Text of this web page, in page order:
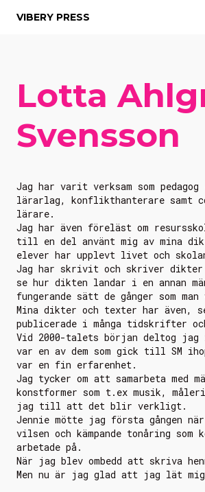
VIBERY PRESS
Lotta
Svensson
Jag har varit verksam som
lärarlag, konflikthanterare samt
lärare.
Jag har även föreläst om
till en del använt mig av mina
elever har upplevt livet och
Jag har skrivit och skriver
se hur dikten landar i en annan
fungerande sätt de gånger som
Mina dikter och texter har även,
publicerade i många tidskrifter
Vid 2000-talets början deltog
var en av dem som gick till SM
var en fin erfarenhet.
Jag tycker om att samarbeta med
konstformer som t.ex musik,
jag till att det blir verkligt.
Jennie mötte jag första gången
vilsen och kämpande tonåring
arbetade på.
När jag blev ombedd att skriva
Men nu är jag glad att jag lät